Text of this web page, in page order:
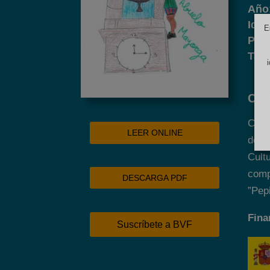
LEER ONLINE
DESCARGA PDF
Suscríbete a BVF
Año
de